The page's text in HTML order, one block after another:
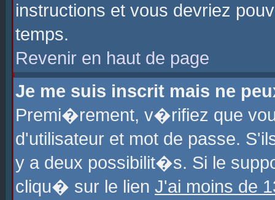
instructions et vous devriez
temps.
Revenir en haut de page
Je me suis inscrit mais ne
Premi�rement, v�rifiez que
d'utilisateur et mot de passe.
y a deux possibilit�s. Si le
cliqu� sur le lien J'ai moins de